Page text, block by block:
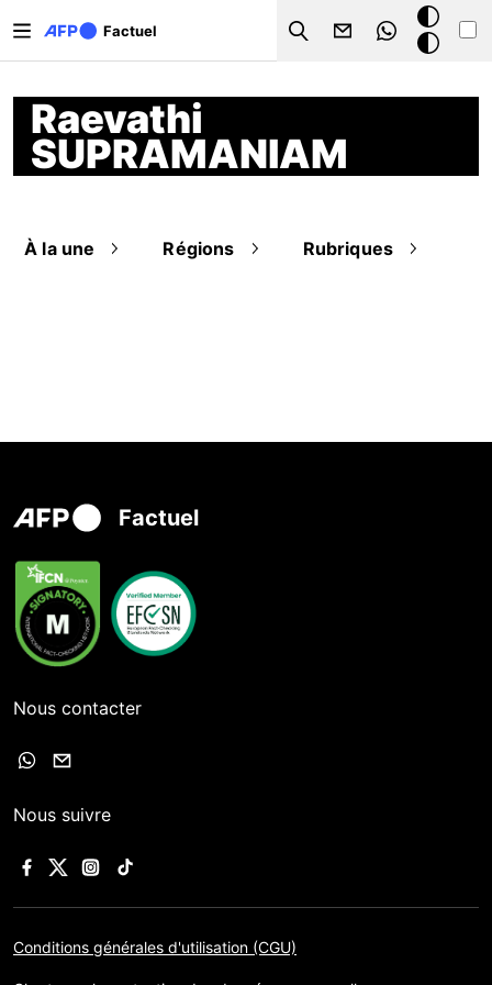
Factuel
Search
Mode
sombre
Raevathi
SUPRAMANIAM
À la une Régions Rubriques
Factuel
Nous contacter
Nous suivre
Conditions générales d'utilisation (CGU)